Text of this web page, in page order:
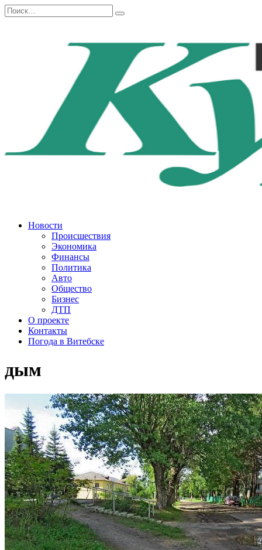
Перейти
к
Search
for:
Новости
Происшествия
Экономика
Финансы
Политика
Авто
Общество
Бизнес
ДТП
О проекте
Контакты
Погода в Витебске
дым